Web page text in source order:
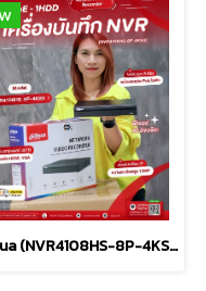
Dahua (NVR4108HS-8P-4KS3) NVR 8CH Network Video Recorder